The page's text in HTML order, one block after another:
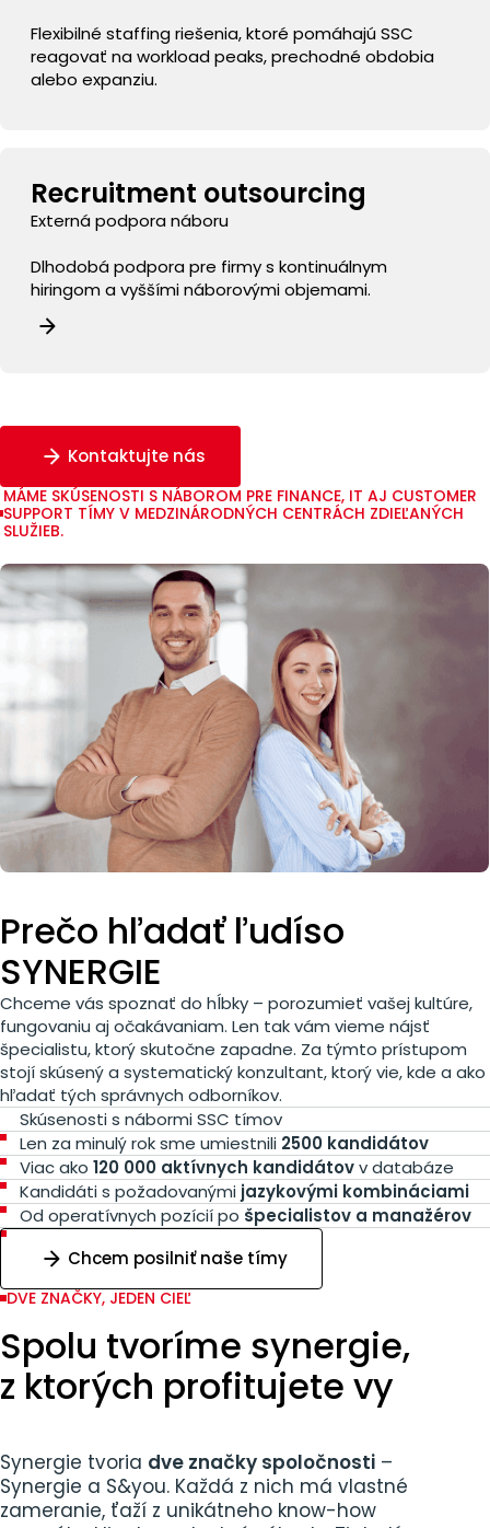
Flexibilné staffing riešenia, ktoré pomáhajú SSC
reagovať na workload peaks, prechodné obdobia
alebo expanziu.
Recruitment outsourcing
Externá podpora náboru
Dlhodobá podpora pre firmy s kontinuálnym
hiringom a vyššími náborovými objemami.
Kontaktujte nás
MÁME SKÚSENOSTI S NÁBOROM PRE FINANCE, IT AJ CUSTOMER
SUPPORT TÍMY V MEDZINÁRODNÝCH CENTRÁCH ZDIEĽANÝCH
SLUŽIEB.
Prečo hľadať ľudíso
SYNERGIE
Chceme vás spoznať do hĺbky – porozumieť vašej kultúre,
fungovaniu aj očakávaniam. Len tak vám vieme nájsť
špecialistu, ktorý skutočne zapadne. Za týmto prístupom
stojí skúsený a systematický konzultant, ktorý vie, kde a ako
hľadať tých správnych odborníkov.
Skúsenosti s nábormi SSC tímov
Len za minulý rok sme umiestnili 2500 kandidátov
Viac ako 120 000 aktívnych kandidátovv databáze
Kandidáti s požadovanými jazykovými kombináciami
Od operatívnych pozícií po špecialistov a manažérov
Chcem posilniť naše tímy
DVE ZNAČKY, JEDEN CIEĽ
Spolu tvoríme synergie,
z ktorých profitujete vy
Synergie tvoria dve značky spoločnosti –
Synergie a S&you. Každá z nich má vlastné
zameranie, ťaží z unikátneho know-how